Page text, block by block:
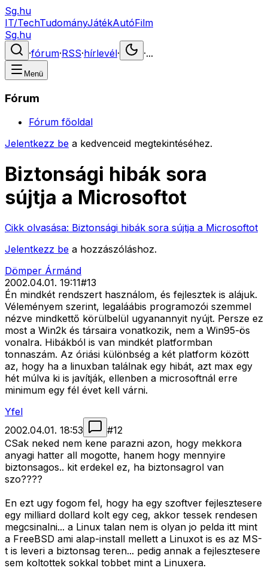
Sg.hu
IT/TechTudományJátékAutóFilm
Sg.hu
·fórum·RSS·hírlevél· ·...
Menü
Fórum
Fórum főoldal
Jelentkezz be a kedvenceid megtekintéséhez.
Biztonsági hibák sora
sújtja a Microsoftot
Cikk olvasása: Biztonsági hibák sora sújtja a Microsoftot
Jelentkezz be a hozzászóláshoz.
Dömper Ármánd
2002.04.01. 19:11#13
Én mindkét rendszert használom, és fejlesztek is alájuk.
Véleményem szerint, legaláábis programozói szemmel
nézve mindkettő körülbelül ugyanannyit nyújt. Persze ez
most a Win2k és társaira vonatkozik, nem a Win95-ös
vonalra. Hibákból is van mindkét platformban
tonnaszám. Az óriási különbség a két platform között
az, hogy ha a linuxban találnak egy hibát, azt max egy
hét múlva ki is javítják, ellenben a microsoftnál erre
minimum egy fél évet kell várni.
Yfel
2002.04.01. 18:53
#12
CSak neked nem kene parazni azon, hogy mekkora
anyagi hatter all mogotte, hanem hogy mennyire
biztonsagos.. kit erdekel ez, ha biztonsagrol van
szo????
En ezt ugy fogom fel, hogy ha egy szoftver fejlesztesere
egy milliard dollard kolt egy ceg, akkor tessek rendesen
megcsinalni... a Linux talan nem is olyan jo pelda itt mint
a FreeBSD ami alap-install mellett a Linuxot is es az MS-
t is leveri a biztonsag teren... pedig annak a fejlesztesere
sem koltottek sokkal tobbet mint a Linuxera.